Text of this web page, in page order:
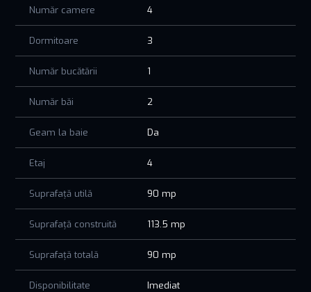
• Acces facil către toate punctele de interes din oraș.
Perfect pentru o familie numeroasă care își dorește un
spațiu generos și o locație convenabilă!
📞 Contactează-ne acum pentru a programa o vizionare!
“acasă”.
Număr camere 4
Dormitoare 3
Număr bucătării 1
Număr băi 2
Geam la baie Da
Etaj 4
Suprafață utilă 90 mp
Suprafață construită 113.5 mp
Suprafață totală 90 mp
Disponibilitate Imediat